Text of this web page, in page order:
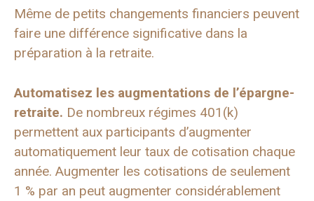
Même de petits changements financiers peuvent
faire une différence significative dans la
préparation à la retraite.
Automatisez les augmentations de l’épargne-
retraite. De nombreux régimes 401(k)
permettent aux participants d’augmenter
automatiquement leur taux de cotisation chaque
année. Augmenter les cotisations de seulement
1 % par an peut augmenter considérablement